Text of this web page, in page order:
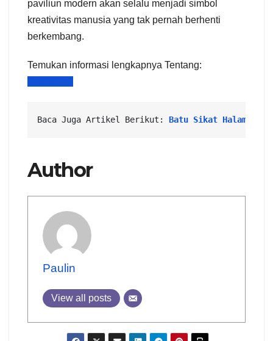
paviliun modern akan selalu menjadi simbol
kreativitas manusia yang tak pernah berhenti
berkembang.
Temukan informasi lengkapnya Tentang:
Baca Juga Artikel Berikut: Batu Sikat Halaman:
Author
Paulin
View all posts